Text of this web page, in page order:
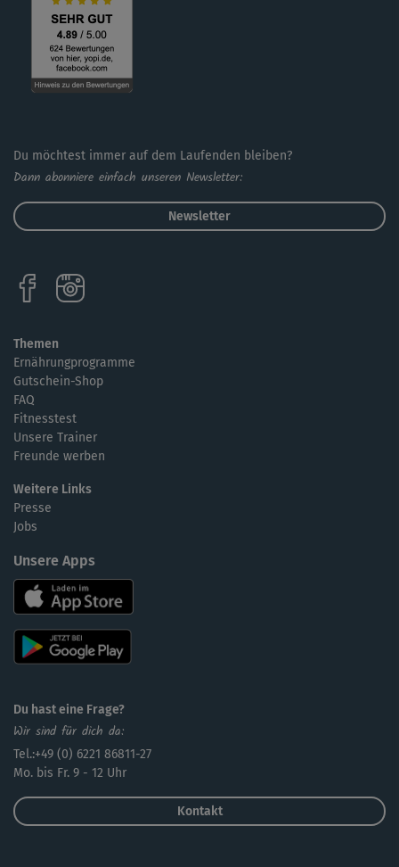
Du möchtest immer auf dem Laufenden bleiben?
Dann abonniere einfach unseren Newsletter:
Newsletter
Themen
Ernährungprogramme
Gutschein-Shop
FAQ
Fitnesstest
Unsere Trainer
Freunde werben
Weitere Links
Presse
Jobs
Unsere Apps
Du hast eine Frage?
Wir sind für dich da:
Tel.:+49 (0) 6221 86811-27
Mo. bis Fr. 9 - 12 Uhr
Kontakt